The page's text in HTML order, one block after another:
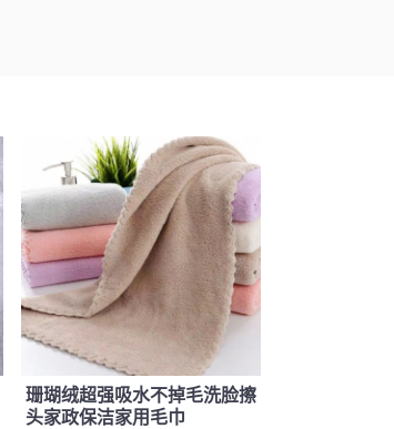
珊瑚绒超强吸水不掉毛洗脸擦
头家政保洁家用毛巾